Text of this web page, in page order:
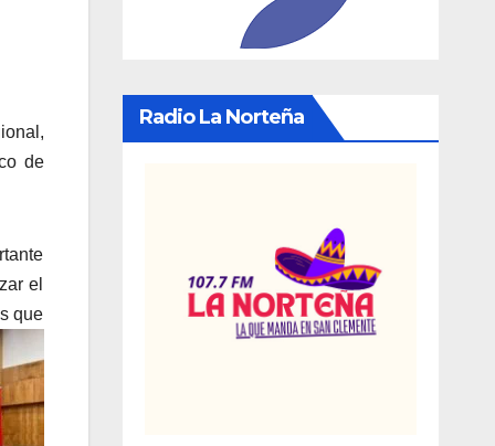
de
el
que
Radio La Norteña